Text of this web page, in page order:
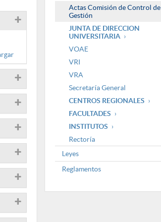
Actas Comisión de Control de
Gestión
JUNTA DE DIRECCION
UNIVERSITARIA
VOAE
VRI
VRA
Secretaría General
CENTROS REGIONALES
FACULTADES
INSTITUTOS
Rectoría
Leyes
Reglamentos